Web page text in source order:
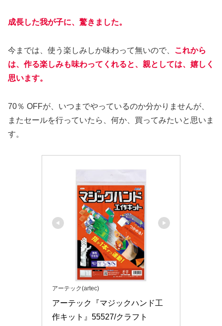
成長した我が子に、驚きました。
今までは、使う楽しみしか味わって無いので、 これから
は、作る楽しみも味わってくれると、親としては、嬉しく
思います。
70％ OFFが、いつまでやっているのか分かりませんが、
またセールを行っていたら、何か、買ってみたいと思いま
す。
アーテック(artec)
アーテック『マジックハンド工
作キット』55527/クラフト